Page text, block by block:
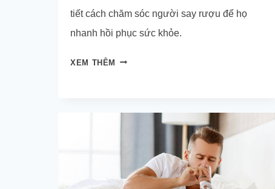
tiết cách chăm sóc người say rượu để họ
nhanh hồi phục sức khỏe.
XEM THÊM CÁCH
NHANH